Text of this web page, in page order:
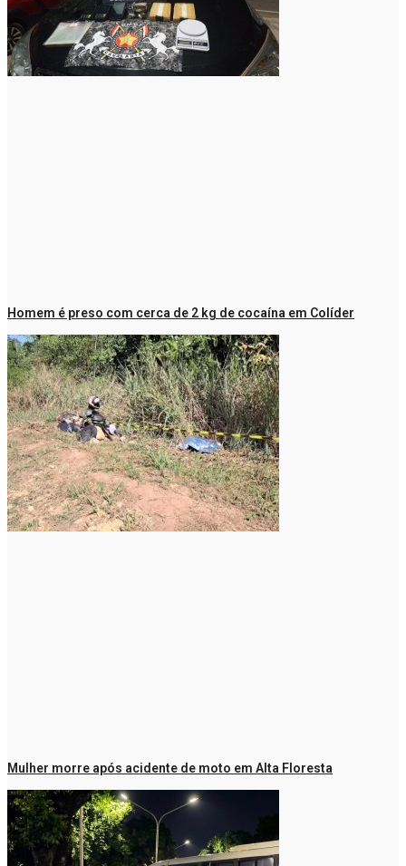
Homem é preso com cerca de 2 kg de cocaína em Colíder
Mulher morre após acidente de moto em Alta Floresta